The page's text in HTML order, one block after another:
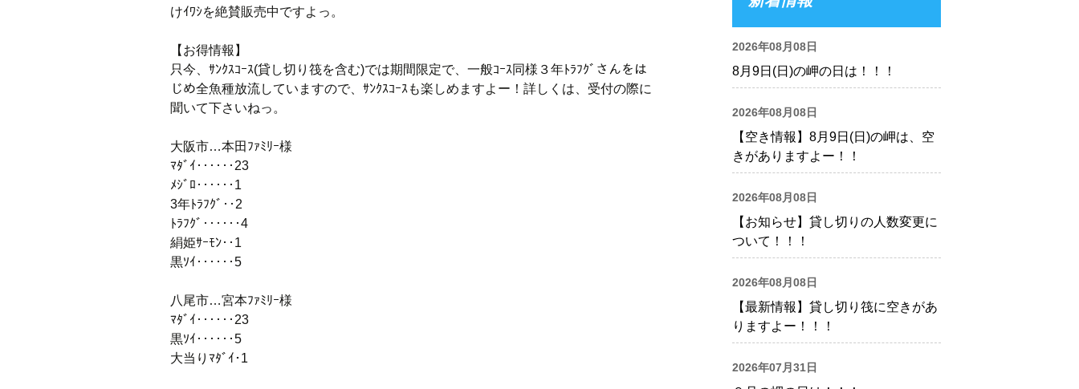
けｲﾜｼを絶賛販売中ですよっ。
【お得情報】
只今、ｻﾝｸｽｺｰｽ(貸し切り筏を含む)では期間限定で、一般ｺｰｽ同様３年ﾄﾗﾌｸﾞさんをは
じめ全魚種放流していますので、ｻﾝｸｽｺｰｽも楽しめますよー！詳しくは、受付の際に
聞いて下さいねっ。
大阪市…本田ﾌｧﾐﾘｰ様
ﾏﾀﾞｲ‥‥‥23
ﾒｼﾞﾛ‥‥‥1
3年ﾄﾗﾌｸﾞ‥2
ﾄﾗﾌｸﾞ‥‥‥4
絹姫ｻｰﾓﾝ‥1
黒ｿｲ‥‥‥5
八尾市…宮本ﾌｧﾐﾘｰ様
ﾏﾀﾞｲ‥‥‥23
黒ｿｲ‥‥‥5
大当りﾏﾀﾞｲ･1
2026年08月08日
8月9日(日)の岬の日は！！！
2026年08月08日
【空き情報】8月9日(日)の岬は、空
きがありますよー！！
2026年08月08日
【お知らせ】貸し切りの人数変更に
ついて！！！
2026年08月08日
【最新情報】貸し切り筏に空きがあ
りますよー！！！
2026年07月31日